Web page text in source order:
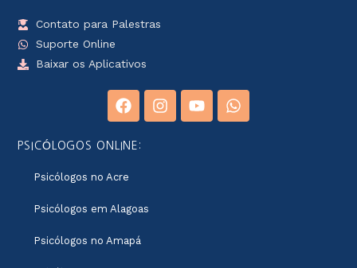
Contato para Palestras
Suporte Online
Baixar os Aplicativos
PSICÓLOGOS ONLINE:
Psicólogos no Acre
Psicólogos em Alagoas
Psicólogos no Amapá